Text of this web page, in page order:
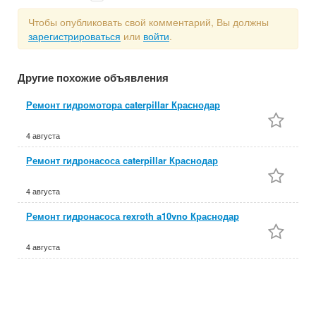
Чтобы опубликовать свой комментарий, Вы должны
зарегистрироваться или войти.
Другие похожие объявления
Ремонт гидромотора caterpillar Краснодар
4 августа
Ремонт гидронасоса caterpillar Краснодар
4 августа
Ремонт гидронасоса rexroth a10vno Краснодар
4 августа